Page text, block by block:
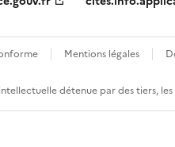
Mentions légales
détenue par des tiers,